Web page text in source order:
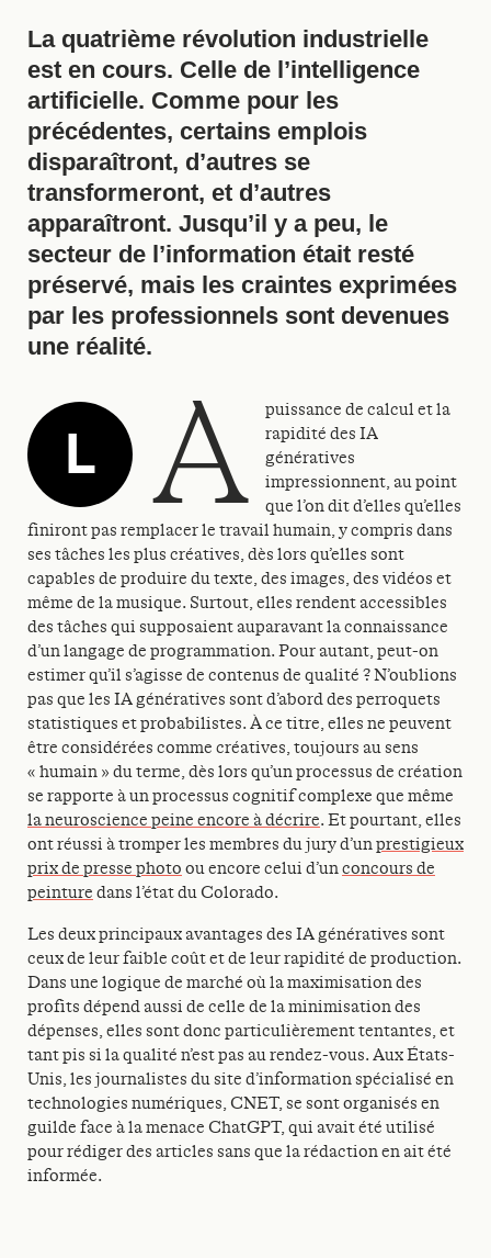
La quatrième révolution industrielle
est en cours. Celle de l’intelligence
artificielle. Comme pour les
précédentes, certains emplois
disparaîtront, d’autres se
transformeront, et d’autres
apparaîtront. Jusqu’il y a peu, le
secteur de l’information était resté
préservé, mais les craintes exprimées
par les professionnels sont devenues
une réalité.
L a
puissance de calcul et la
rapidité des IA
génératives
impressionnent, au point
que l’on dit d’elles qu’elles
finiront pas remplacer le travail humain, y compris dans
ses tâches les plus créatives, dès lors qu’elles sont
capables de produire du texte, des images, des vidéos et
même de la musique. Surtout, elles rendent accessibles
des tâches qui supposaient auparavant la connaissance
d’un langage de programmation. Pour autant, peut-on
estimer qu’il s’agisse de contenus de qualité ? N’oublions
pas que les IA génératives sont d’abord des perroquets
statistiques et probabilistes. À ce titre, elles ne peuvent
être considérées comme créatives, toujours au sens
« humain » du terme, dès lors qu’un processus de création
se rapporte à un processus cognitif complexe que même
la neuroscience peine encore à décrire. Et pourtant, elles
ont réussi à tromper les membres du jury d’unprestigieux
prix de presse photo ou encore celui d’unconcours de
peinture dans l’état du Colorado.
Les deux principaux avantages des IA génératives sont
ceux de leur faible coût et de leur rapidité de production.
Dans une logique de marché où la maximisation des
profits dépend aussi de celle de la minimisation des
dépenses, elles sont donc particulièrement tentantes, et
tant pis si la qualité n’est pas au rendez-vous. Aux États-
Unis, les journalistes du site d’information spécialisé en
technologies numériques, CNET, se sont organisés en
guilde face à la menace ChatGPT, qui avait été utilisé
pour rédiger des articles sans que la rédaction en ait été
informée.